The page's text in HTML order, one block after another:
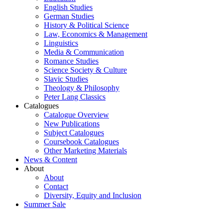
English Studies
German Studies
History & Political Science
Law, Economics & Management
Linguistics
Media & Communication
Romance Studies
Science Society & Culture
Slavic Studies
Theology & Philosophy
Peter Lang Classics
Catalogues
Catalogue Overview
New Publications
Subject Catalogues
Coursebook Catalogues
Other Marketing Materials
News & Content
About
About
Contact
Diversity, Equity and Inclusion
Summer Sale